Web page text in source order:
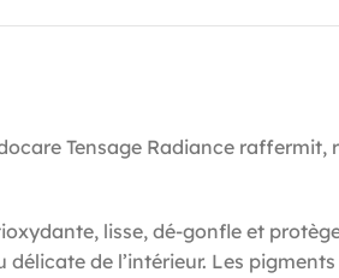
Tensage Radiance raffermit,
lisse, dé-gonfle et
de l’intérieur. Les